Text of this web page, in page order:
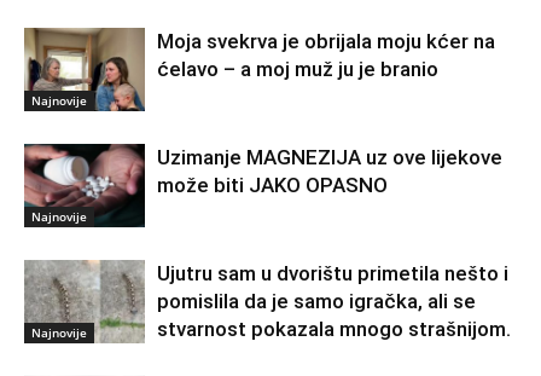
Najnovije
Moja svekrva je obrijala moju kćer na
ćelavo – a moj muž ju je branio
Najnovije
Uzimanje MAGNEZIJA uz ove lijekove
može biti JAKO OPASNO
Najnovije
Ujutru sam u dvorištu primetila nešto i
pomislila da je samo igračka, ali se
stvarnost pokazala mnogo strašnijom.